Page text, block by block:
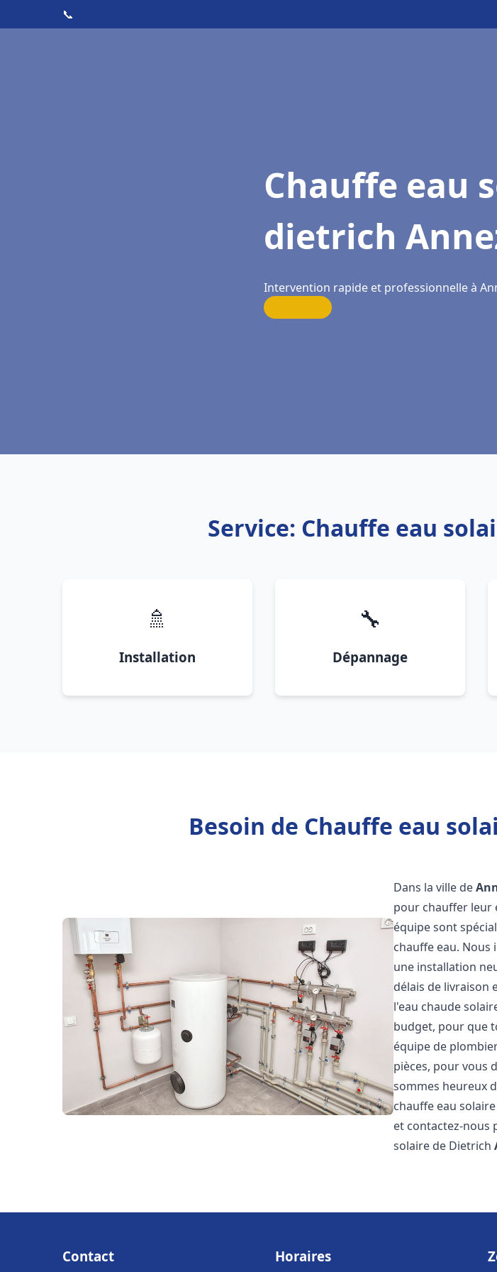
📞
Chauffe eau
dietrich
Intervention rapide et professionnelle à
Service: Chauffe eau
🚿
Installation
🔧
Dépannage
Besoin de Chauffe eau
Dans la ville de
pour chauffer leur
équipe sont
chauffe eau.
une installation
délais de livraison
l'eau chaude
budget, pour que
équipe de
pièces, pour vous
sommes heureux
chauffe eau
et contactez-nous
solaire de Dietrich
Contact Horaires